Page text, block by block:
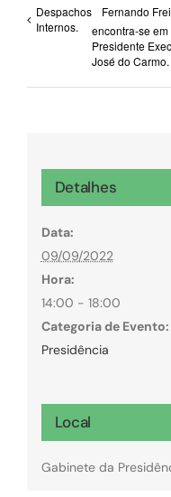
Despachos
Internos.
Fernando
encontra-se
Presidente
José do Carmo.
Detalhes
Data:
09/09/2022
Hora:
14:00 - 18:00
Categoria de Evento:
Presidência
Local
Gabinete da